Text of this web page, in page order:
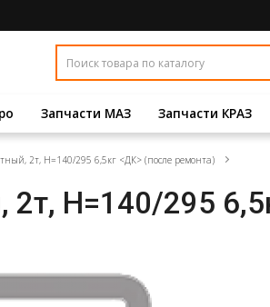
Запчасти МАЗ Запчасти КРАЗ
2т, H=140/295 6,5кг <ДК> (после ремонта)
H=140/295